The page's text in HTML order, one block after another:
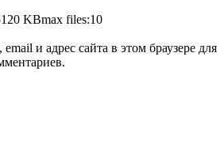
KBmax files:10
и адрес сайта в этом браузере для